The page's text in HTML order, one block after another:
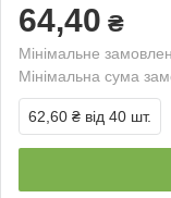
64,40 ₴
Мінімальне
Мінімальна сума
62,60 ₴ від 40 шт.